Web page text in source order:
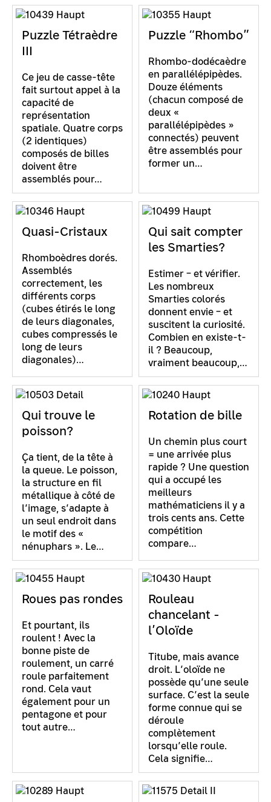
Puzzle Tétraèdre
III
Ce jeu de casse-tête
fait surtout appel à la
capacité de
représentation
spatiale. Quatre corps
(2 identiques)
composés de billes
doivent être
assemblés pour…
Puzzle “Rhombo”
Rhombo-dodécaèdre
en parallélépipèdes.
Douze éléments
(chacun composé de
deux «
parallélépipèdes »
connectés) peuvent
être assemblés pour
former un…
Quasi-Cristaux
Rhomboèdres dorés.
Assemblés
correctement, les
différents corps
(cubes étirés le long
de leurs diagonales,
cubes compressés le
long de leurs
diagonales)…
Qui sait compter
les Smarties?
Estimer – et vérifier.
Les nombreux
Smarties colorés
donnent envie – et
suscitent la curiosité.
Combien en existe-t-
il ? Beaucoup,
vraiment beaucoup,…
Qui trouve le
poisson?
Ça tient, de la tête à
la queue. Le poisson,
la structure en fil
métallique à côté de
l’image, s’adapte à
un seul endroit dans
le motif des «
nénuphars ». Le…
Rotation de bille
Un chemin plus court
= une arrivée plus
rapide ? Une question
qui a occupé les
meilleurs
mathématiciens il y a
trois cents ans. Cette
compétition
compare…
Roues pas rondes
Et pourtant, ils
roulent ! Avec la
bonne piste de
roulement, un carré
roule parfaitement
rond. Cela vaut
également pour un
pentagone et pour
tout autre…
Rouleau
chancelant -
l’Oloïde
Titube, mais avance
droit. L’oloïde ne
possède qu’une seule
surface. C’est la seule
forme connue qui se
déroule
complètement
lorsqu’elle roule.
Cela signifie…